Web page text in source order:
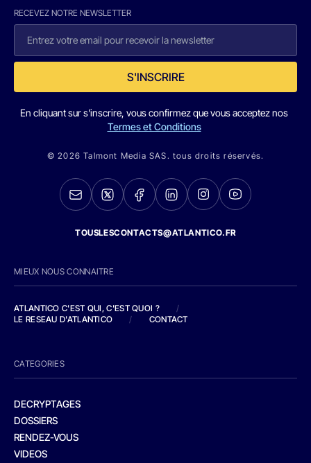
RECEVEZ NOTRE NEWSLETTER
S'INSCRIRE
En cliquant sur s'inscrire, vous confirmez que vous acceptez nos
Termes et Conditions
© 2026 Talmont Media SAS. tous droits réservés.
TOUSLESCONTACTS@ATLANTICO.FR
MIEUX NOUS CONNAITRE
ATLANTICO C'EST QUI, C'EST QUOI ?
/
LE RESEAU D'ATLANTICO
/ CONTACT
CATEGORIES
DECRYPTAGES
DOSSIERS
RENDEZ-VOUS
VIDEOS